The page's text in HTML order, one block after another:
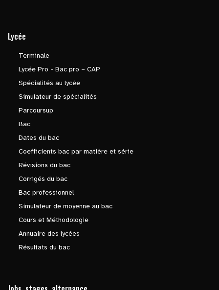
Lycée
Terminale
Lycée Pro - Bac pro – CAP
Spécialités au lycée
Simulateur de spécialités
Parcoursup
Bac
Dates du bac
Coefficients bac par matière et série
Révisions du bac
Corrigés du bac
Bac professionnel
Simulateur de moyenne au bac
Cours et Méthodologie
Annuaire des lycées
Résultats du bac